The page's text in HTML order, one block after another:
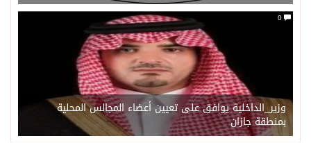
وزير_الداخلية يوافق على تعيين أعضاء المجالس المحلية
بمنطقة جازان